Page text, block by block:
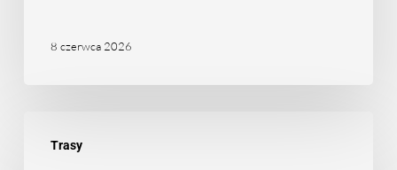
8 czerwca 2026
Trasy
połączyć